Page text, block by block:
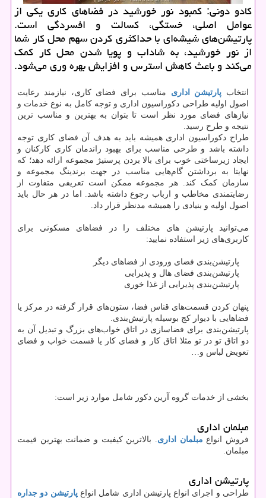
كادو دونی: كمبود نور خورشید در فضاهای كاری یكی از
عوامل اصلی، خستگی، كسالت و افسردگی است.
پارتیشن‌های شیشه‌ای با حداكثری كردن سهم محل كار شما
از نور خورشید، به شاداب و پویا شدن محل كار كمك
می‌كند و باعث كاهش استرس و افزایش بهره وری می‌شود.
انتخاب پارتیشن اداری مناسب برای فضای کاری، نیازمند رعایت
اصول اولیه طراحی دکوراسیون اداری و توجه کامل به نوع خدمات و
نیازهای فضای مورد نظر است تا بتوان به بهترین و مناسب ترین
نتیجه و طرح رسید.
طراح دکوراسیون اداری همیشه باید به هدف آن فضای کاری توجه
داشته باشد و طرحی مناسب برای بهبود راندمان کاری کارکنان و
ایجاد زیرساختی خوب برای بالا بردن پرستیژ مجموعه ارائه دهد؛ که
نهایتا به برداشتن گام‌هایی مناسب در جهت برندینگ مجموعه و
سازمان کمک کند. هر مجموعه‌ ممکن است تعریفی متفاوت از
رضایتمندی مخاطب و ارباب رجوع داشته باشد. اما در هر حال باید
اصول اولیه و بنیادی را همیشه مدنظر قرار داد.
می‌توانید پارتیشن‌ های مختلف را در فضاهای مسکونی برای
کاربری‌های زیر استفاده نمایید:
پارتیشن‌بندی فضای ورودی از فضاهای دیگر
پارتیشن‌بندی فضای هال و پذیرایی
پارتیشن‌بندی پذیرایی از غذا خوری
پنهان کردن قسمت‌های قناس فضا، ستون‌های قرار‌ گرفته در مرکز یا
فضاهایی با دیوار کج بوسیله پارتیش‌‌بندی.
پارتیشن‌بندی برای فضاسازی در اتاق خواب‌های بزرگ و تبدیل آن به
دو اتاق تو در تو مثلا اتاق کار و فضای کار یا قسمت خواب و فضای
تعویض لباس و…
بخشی از خدمات گروه آرین دکور شامل موارد زیر است:
مبلمان اداری
فروش انواع مبلمان اداری . بالاترین کیفیت و ضمانت بهترین قیمت
مبلمان.
پارتیشن اداری
طراحی و اجرای انواع پارتیشن اداری شامل انواعپارتیشن دو جداره